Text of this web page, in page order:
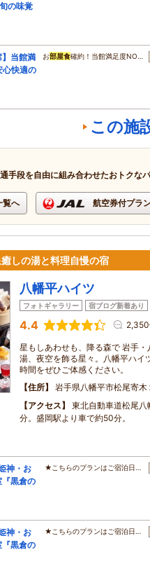
の味覚
】当館満
快適の
お部屋食確約！当館満足度NO…
この施
手段を自由に組み合わせたおトクな
覧へ 航空券付プラ
しの湯と料理自慢の宿
八幡平ハイツ
フォトギャラリー 宿ブログ新着あり
4.4
星もしあわせも、降る森で 岩手
湯、夜空を飾る星々。八幡平ハイ
時間をぜひご体感ください。
住所
岩手県八幡平市松尾寄
アクセス
東北自動車道松尾
分。盛岡駅より車で約50分。
神・お
黒倉の
★こちらのプランはご宿泊日…
神・お
黒倉の
★こちらのプランはご宿泊日…